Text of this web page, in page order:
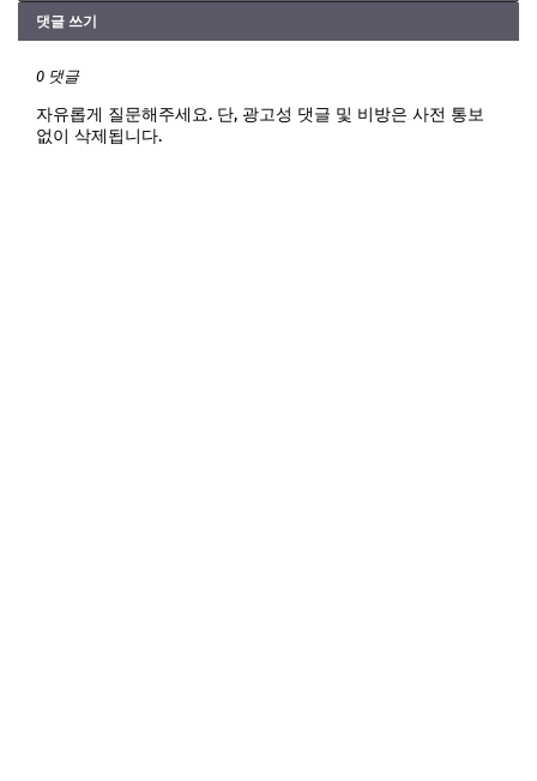
댓글 쓰기
0 댓글
자유롭게 질문해주세요. 단, 광고성 댓글 및 비방은 사전 통보
없이 삭제됩니다.